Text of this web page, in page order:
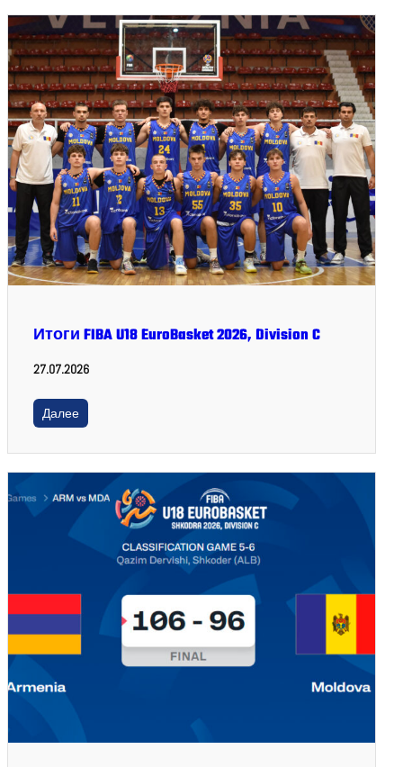
Итоги FIBA U18 EuroBasket 2026, Division C
27.07.2026
Далее